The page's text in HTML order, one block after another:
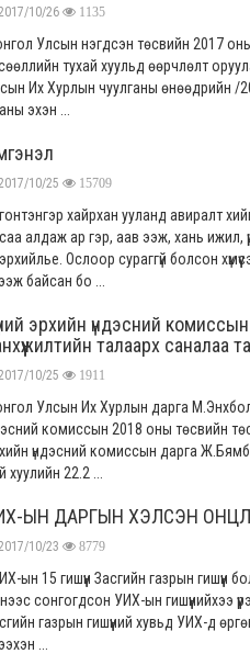
10/26 1135
Улсын нэгдсэн төсвийн 2017
тухай хуульд өөрчлөлт
Их Хурлын чуулганы өнөөдрийн /
эхэн ...
10/25 15709
хайрхан ууланд авиралт
алдаж ар гэр, аав ээж, хань ижил, үр
Ослоор сураггүй болсон
байсан бо ...
эрхийн үндэсний
талаарх саналаа
10/25 1911
Улсын Их Хурлын дарга
комиссын 2018 оны төсвийн
үндэсний комиссын дарга
22.2 ...
ЫН ДАРГЫН ХЭЛСЭН
10/23 8779
ын 15 гишүүн Засгийн газрын гишүүн
сонгогдсон УИХ-ын гишүүнийхээ
газрын гишүүний хувьд УИХ-д
...